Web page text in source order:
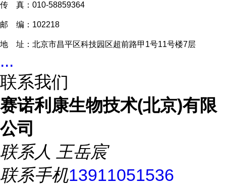
传 真：010-58859364
邮 编：102218
地 址：北京市昌平区科技园区超前路甲1号11号楼7层
...
联系我们
赛诺利康生物技术(北京)有限
公司
联系人 王岳宸
联系手机13911051536